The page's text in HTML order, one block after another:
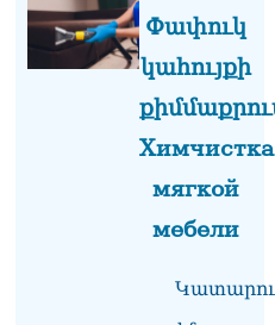
Փափուկ
կահույքի
Химчистка
мягкой
мебели